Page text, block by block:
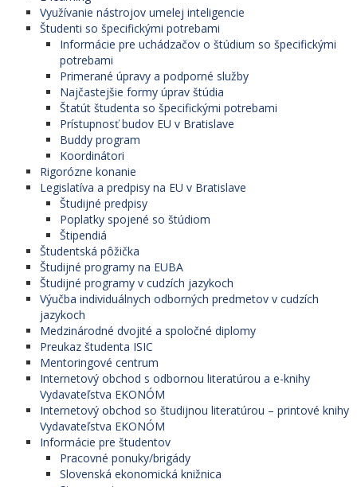
Využívanie nástrojov umelej inteligencie
Študenti so špecifickými potrebami
Informácie pre uchádzačov o štúdium so špecifickými
potrebami
Primerané úpravy a podporné služby
Najčastejšie formy úprav štúdia
Štatút študenta so špecifickými potrebami
Prístupnosť budov EU v Bratislave
Buddy program
Koordinátori
Rigorózne konanie
Legislatíva a predpisy na EU v Bratislave
Študijné predpisy
Poplatky spojené so štúdiom
Štipendiá
Študentská pôžička
Študijné programy na EUBA
Študijné programy v cudzích jazykoch
Výučba individuálnych odborných predmetov v cudzích
jazykoch
Medzinárodné dvojité a spoločné diplomy
Preukaz študenta ISIC
Mentoringové centrum
Internetový obchod s odbornou literatúrou a e-knihy
Vydavateľstva EKONÓM
Internetový obchod so študijnou literatúrou – printové knihy
Vydavateľstva EKONÓM
Informácie pre študentov
Pracovné ponuky/brigády
Slovenská ekonomická knižnica